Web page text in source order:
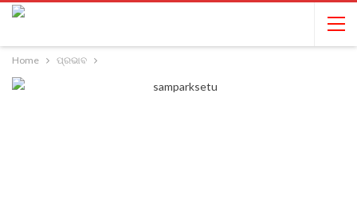
Home ପ୍ରଭାବ